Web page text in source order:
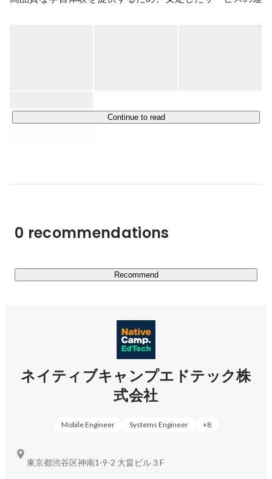
おいてサービスを展開するなど、その規模は急速に拡大し
Continue to read
0 recommendations
Recommend
ネイティブキャンプエドテック株
式会社
Mobile Engineer Systems Engineer +8
東京都渋谷区神南1-9-2 大畠ビル３F